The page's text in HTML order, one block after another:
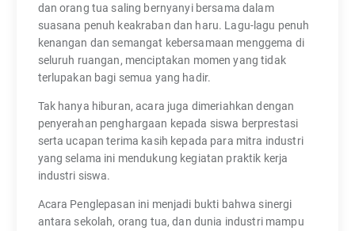
dan orang tua saling bernyanyi bersama dalam
suasana penuh keakraban dan haru. Lagu-lagu penuh
kenangan dan semangat kebersamaan menggema di
seluruh ruangan, menciptakan momen yang tidak
terlupakan bagi semua yang hadir.
Tak hanya hiburan, acara juga dimeriahkan dengan
penyerahan penghargaan kepada siswa berprestasi
serta ucapan terima kasih kepada para mitra industri
yang selama ini mendukung kegiatan praktik kerja
industri siswa.
Acara Penglepasan ini menjadi bukti bahwa sinergi
antara sekolah, orang tua, dan dunia industri mampu